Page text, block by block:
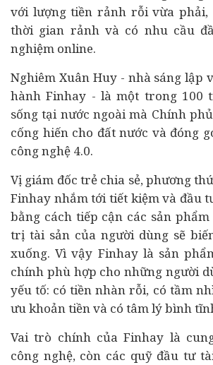
với lượng tiền rảnh rỗi vừa phải,
thời gian rảnh và có nhu cầu
nghiệm online.
Nghiêm Xuân Huy - nhà sáng lập
hành Finhay - là một trong 100
sống tại nước ngoài mà Chính
cống hiến cho đất nước và đóng
công nghệ 4.0.
Vị giám đốc trẻ chia sẻ, phương
Finhay nhắm tới tiết kiệm và đầu
bằng cách tiếp cận các sản
trị tài sản của người dùng sẽ
xuống. Vì vậy Finhay là sản
chính phù hợp cho những người
yếu tố: có tiền nhàn rỗi, có tầm
ưu khoản tiền và có tâm lý bình
Vai trò chính của Finhay là
công nghệ, còn các quỹ đầu tư